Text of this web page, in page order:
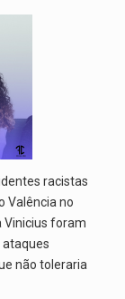
racistas
Valência no
Vinicius foram
não toleraria